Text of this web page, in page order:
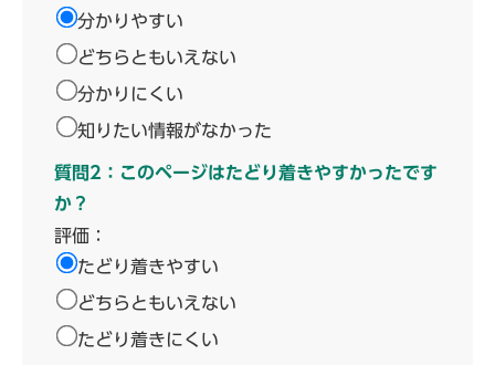
分かりやすい
どちらともいえない
分かりにくい
知りたい情報がなかった
質問2：このページはたどり着きやすかったです
か？
評価：
たどり着きやすい
どちらともいえない
たどり着きにくい